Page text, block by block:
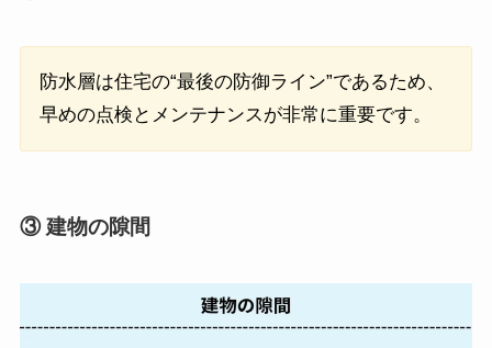
防水層は住宅の“最後の防御ライン”であるため、
早めの点検とメンテナンスが非常に重要です。
③ 建物の隙間